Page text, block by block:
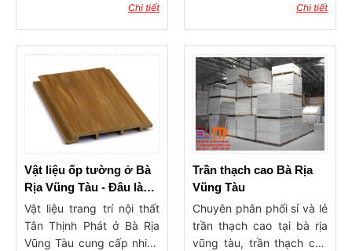
hợp, chất liệu bền theo
thời gian. Vật tư nội ngoại
thất Tân Thịnh Phát Bà
Rịa Vũng Tàu
Chi tiết
thả được chia thành Tấm
thạch cao dán (Thủ công)
và Tấm thạch cao in.
Công ty Tân Thịnh Phát
chuyên cung cấp Thạch
Cao ở Bà Rịa Vũng Tàu có
đội ngũ sẵn sàng tư vấn
cho quý khách.
Chi tiết
Vật liệu ốp tường ở Bà
Rịa Vũng Tàu - Đâu là
chính hãng ???
Vật liệu trang trí nội thất
Tân Thịnh Phát ở Bà Rịa
Vũng Tàu cung cấp nhiều
Trần thạch cao Bà Rịa
Vũng Tàu
Chuyên phân phối sỉ và lẻ
trần thạch cao tại bà rịa
vũng tàu, trần thạch cao